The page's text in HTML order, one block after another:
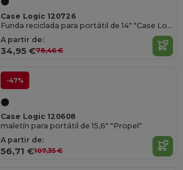
Case Logic 120726
Funda reciclada para portátil de 14" "Case Logic Invigo"
A partir de:
34,95 €78,46 €
-47%
Case Logic 120608
maletín para portátil de 15,6" "Propel"
A partir de:
56,71 €107,35 €